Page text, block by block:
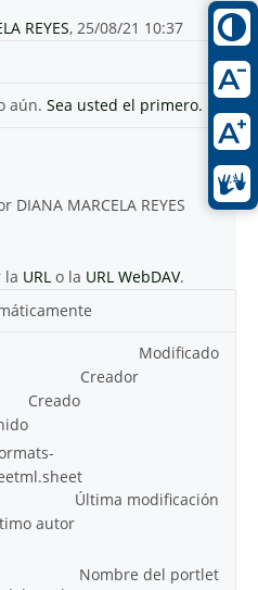
REYES, 25/08/21 10:37
aún. Sea usted el primero.
MARCELA REYES
la URL o la URL WebDAV.
Modificado
Creador
Creado
Última modificación
autor
Nombre del portlet